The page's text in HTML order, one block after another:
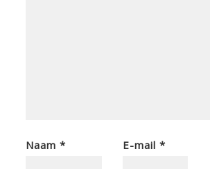
Naam* E-mail *